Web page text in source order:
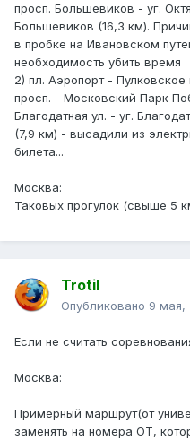
просп. Большевиков - уг.
Большевиков (16,3 км).
в пробке на Ивановском
необходимость убить время
2) пл. Аэропорт -
просп. - Московский Парк
Благодатная ул. - уг.
(7,9 км) - высадили из
билета...
Москва:
Таковых прогулок (свыше 5
Trotil
Опубликовано 9 мая,
Если не считать
Москва:
Примерный маршрут(от
заменять на номера ОТ,